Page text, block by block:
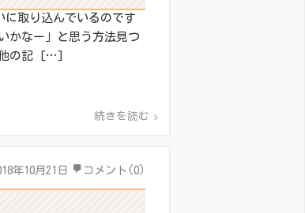
取り込んでいるのです
かなー」と思う方法見つ
他の記 […]
続きを読む
年10月21日 コメント(0)